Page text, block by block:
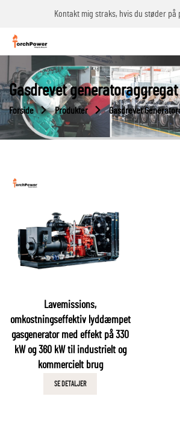
Kontakt mig straks, hvis du støder på
Gasdrevet generatoraggregat
Forside Produkter Gasdrevet
Lavemissions,
omkostningseffektiv lyddæmpet
gasgenerator med effekt på 330
kW og 360 kW til industrielt og
kommercielt brug
SE DETALJER